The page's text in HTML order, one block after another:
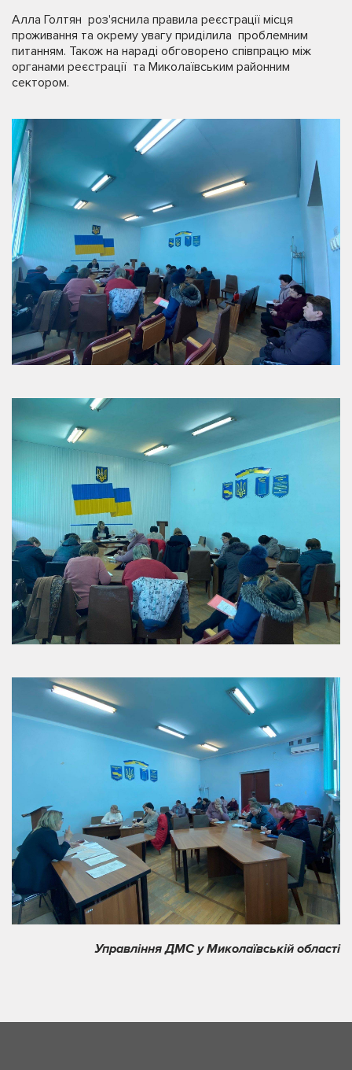
Алла Голтян роз'яснила правила реєстрації місця
проживання та окрему увагу приділила проблемним
питанням. Також на нараді обговорено співпрацю між
органами реєстрації та Миколаївським районним
сектором.
Управління ДМС у Миколаївській області